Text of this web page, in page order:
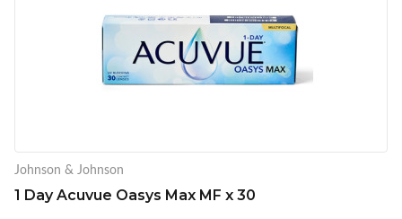
Johnson & Johnson
1 Day Acuvue Oasys Max MF x 30